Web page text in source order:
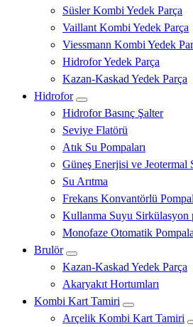
Süsler Kombi Yedek Parça
Vaillant Kombi Yedek Parça
Viessmann Kombi Yedek
Hidrofor Yedek Parça
Kazan-Kaskad Yedek Parça
Hidrofor
Hidrofor Basınç Şalter
Seviye Flatörü
Atık Su Pompaları
Güneş Enerjisi ve Jeotermal
Su Arıtma
Frekans Konvantörlü
Kullanma Suyu Sirkülasyon
Monofaze Otomatik
Brulör
Kazan-Kaskad Yedek Parça
Akaryakıt Hortumları
Kombi Kart Tamiri
Arçelik Kombi Kart Tamiri